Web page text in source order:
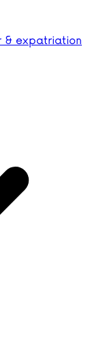
& expatriation